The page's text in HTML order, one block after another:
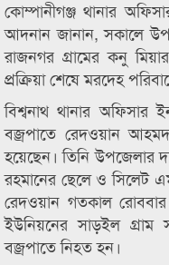
কোম্পানীগঞ্জ থানার
আদনান জানান, সকালে
রাজনগর গ্রামের কনু
প্রক্রিয়া শেষে মরদেহ
বিশ্বনাথ থানার অফিসার
বজ্রপাতে রেদওয়ান
হয়েছেন। তিনি উপজেলার
রহমানের ছেলে ও সিলেট
রেদওয়ান গতকাল
ইউনিয়নের সাড়ইল গ্রাম
বজ্রপাতে নিহত হন।